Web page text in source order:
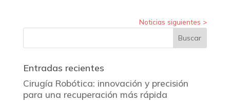
Entradas siguientes »
Entradas recientes
Cirugía Robótica: innovación y precisión
para una recuperación más rápida